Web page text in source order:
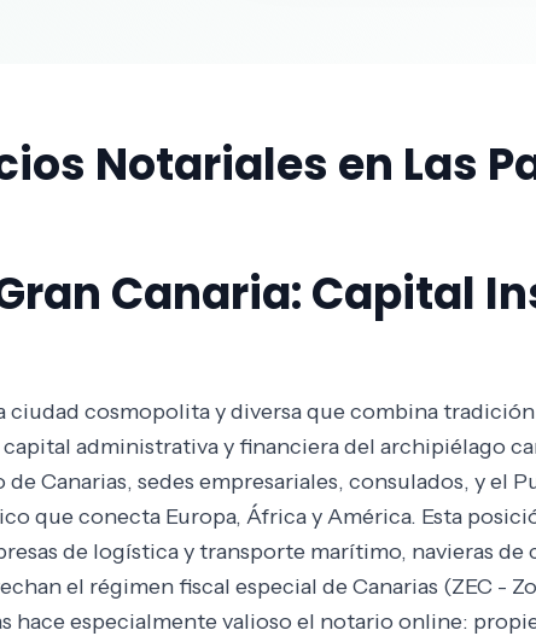
Notariales en Las
Canaria: Capital
ciudad cosmopolita y diversa que combina
administrativa y financiera del archipiélago
Canarias, sedes empresariales, consulados, y el
que conecta Europa, África y América. Esta
de logística y transporte marítimo, navieras
el régimen fiscal especial de Canarias (ZEC -
hace especialmente valioso el notario online: